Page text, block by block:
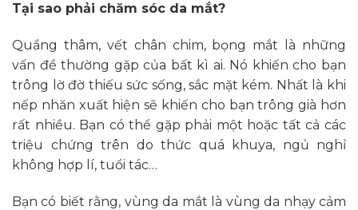
Tại sao phải chăm sóc da mắt?
Quầng thâm, vết chân chim, bọng mắt là những
vấn đề thường gặp của bất kì ai. Nó khiến cho bạn
trông lờ đờ thiếu sức sống, sắc mặt kém. Nhất là khi
nếp nhăn xuất hiện sẽ khiến cho bạn trông già hơn
rất nhiều. Bạn có thể gặp phải một hoặc tất cả các
triệu chứng trên do thức quá khuya, ngủ nghỉ
không hợp lí, tuổi tác…
Bạn có biết rằng, vùng da mắt là vùng da nhạy cảm